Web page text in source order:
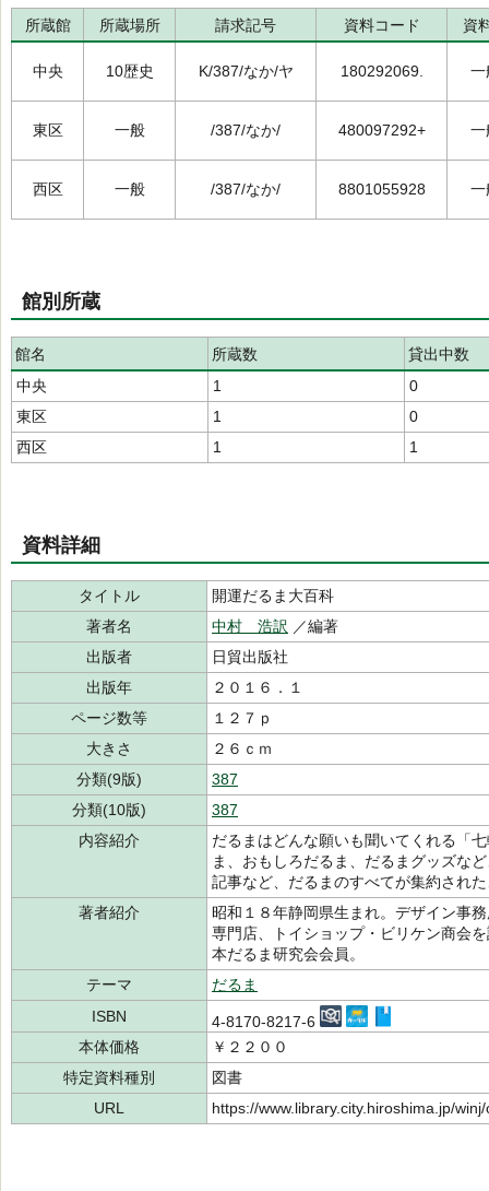
所蔵館 所蔵場所 請求記号 資料コード 資
中央 10歴史 K/387/なか/ヤ 180292069. 一
東区 一般 /387/なか/ 480097292+ 一
西区 一般 /387/なか/ 8801055928 一
館別所蔵
館名 所蔵数
貸出中数
中央
1
0
東区
1
0
西区
1 1
資料詳細
タイトル
開運だるま大百科
著者名
中村 浩訳 ／編著
出版者
日貿出版社
出版年
２０１６．１
ページ数等
１２７ｐ
大きさ
２６ｃｍ
分類(9版)
387
分類(10版)
387
内容紹介
だるまはどんな願いも聞いてくれる「
ま、おもしろだるま、だるまグッズな
記事など、だるまのすべてが集約され
著者紹介
昭和１８年静岡県生まれ。デザイン事
専門店、トイショップ・ビリケン商会
本だるま研究会会員。
テーマ
だるま
ISBN
4-8170-8217-6
本体価格
￥２２００
特定資料種別
図書
URL
https://www.library.city.hiroshima.jp/